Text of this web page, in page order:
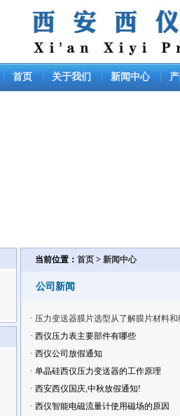
首页 关于我们 新闻中心
当前位置： 首页 > 新闻中心
公司新闻
· 压力变送器膜片选型从了解膜片材料
· 西仪压力表主要部件有哪些
· 西仪公司放假通知
· 单晶硅西仪压力变送器的工作原理
· 西安西仪国庆,中秋放假通知!
· 西仪智能电磁流量计使用磁场的原因